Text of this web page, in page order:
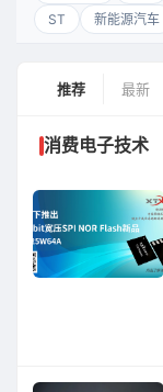
ST
新能源汽车
推荐 最新
消费电子技术